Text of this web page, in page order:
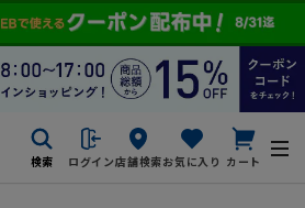
検索 ログイン店舗検索お気に入り カート